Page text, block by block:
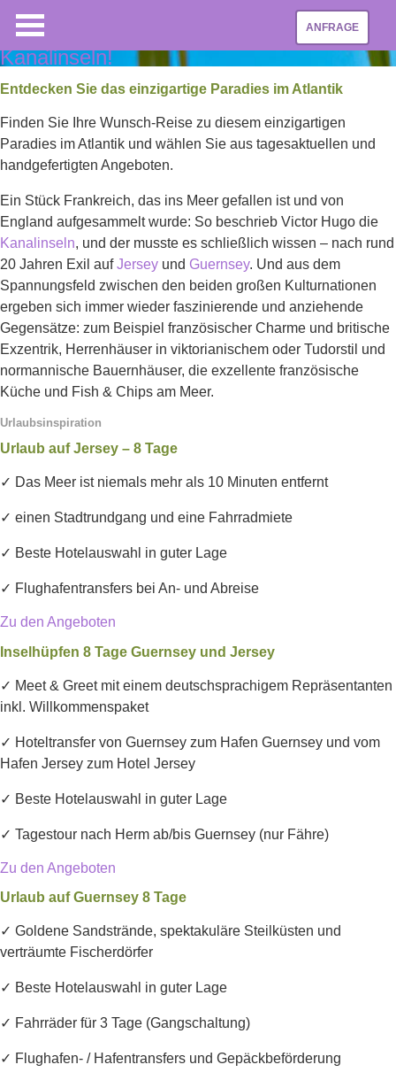
ANFRAGE
Ihr Spezialist für Reisen auf die
Kanalinseln!
Entdecken Sie das einzigartige Paradies im Atlantik
Finden Sie Ihre Wunsch-Reise zu diesem einzigartigen
Paradies im Atlantik und wählen Sie aus tagesaktuellen und
handgefertigten Angeboten.
Ein Stück Frankreich, das ins Meer gefallen ist und von
England aufgesammelt wurde: So beschrieb Victor Hugo die
Kanalinseln, und der musste es schließlich wissen – nach rund
20 Jahren Exil aufJersey und Guernsey. Und aus dem
Spannungsfeld zwischen den beiden großen Kulturnationen
ergeben sich immer wieder faszinierende und anziehende
Gegensätze: zum Beispiel französischer Charme und britische
Exzentrik, Herrenhäuser in viktorianischem oder Tudorstil und
normannische Bauernhäuser, die exzellente französische
Küche und Fish & Chips am Meer.
Urlaubsinspiration
Urlaub auf Jersey – 8 Tage
✓ Das Meer ist niemals mehr als 10 Minuten entfernt
✓ einen Stadtrundgang und eine Fahrradmiete
✓ Beste Hotelauswahl in guter Lage
✓ Flughafentransfers bei An- und Abreise
Zu den Angeboten
Inselhüpfen 8 Tage Guernsey und Jersey
✓ Meet & Greet mit einem deutschsprachigem Repräsentanten
inkl. Willkommenspaket
✓ Hoteltransfer von Guernsey zum Hafen Guernsey und vom
Hafen Jersey zum Hotel Jersey
✓ Beste Hotelauswahl in guter Lage
✓ Tagestour nach Herm ab/bis Guernsey (nur Fähre)
Zu den Angeboten
Urlaub auf Guernsey 8 Tage
✓ Goldene Sandstrände, spektakuläre Steilküsten und
verträumte Fischerdörfer
✓ Beste Hotelauswahl in guter Lage
✓ Fahrräder für 3 Tage (Gangschaltung)
✓ Flughafen- / Hafentransfers und Gepäckbeförderung